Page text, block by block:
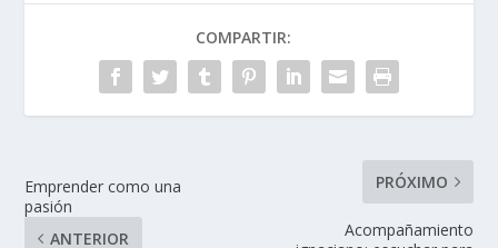
COMPARTIR:
Emprender como una
pasión
ANTERIOR
PRÓXIMO
Acompañamiento